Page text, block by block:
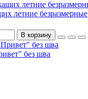
летние безразмерные
В корзину
без шва